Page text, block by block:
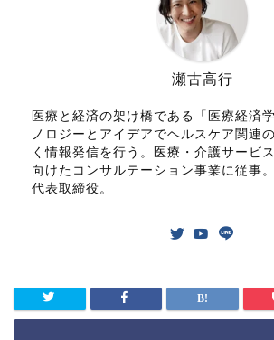
瀬古高行
医療と経済の架け橋である「医療経済
ノロジーとアイデアでヘルスケア関連
く情報発信を行う。医療・介護サービ
向けたコンサルテーション事業に従事
代表取締役。